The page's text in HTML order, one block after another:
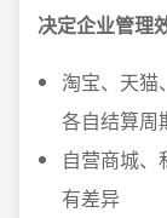
决定企业管理
淘宝、天猫
各自结算周
自营商城
有差异